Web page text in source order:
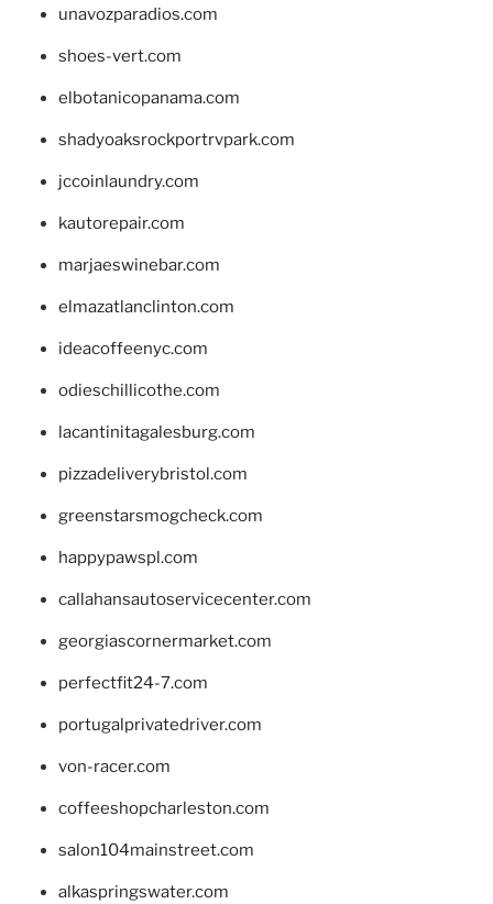
unavozparadios.com
shoes-vert.com
elbotanicopanama.com
shadyoaksrockportrvpark.com
jccoinlaundry.com
kautorepair.com
marjaeswinebar.com
elmazatlanclinton.com
ideacoffeenyc.com
odieschillicothe.com
lacantinitagalesburg.com
pizzadeliverybristol.com
greenstarsmogcheck.com
happypawspl.com
callahansautoservicecenter.com
georgiascornermarket.com
perfectfit24-7.com
portugalprivatedriver.com
von-racer.com
coffeeshopcharleston.com
salon104mainstreet.com
alkaspringswater.com